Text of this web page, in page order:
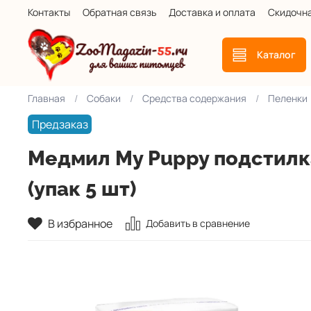
Контакты Обратная связь Доставка и оплата
Каталог
Главная Собаки Средства содержания Пеленки
Предзаказ
Медмил My Puppy
(упак 5 шт)
В избранное Добавить в сравнение